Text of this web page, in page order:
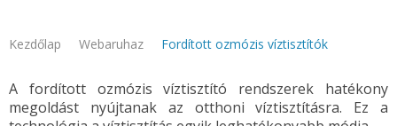
Kezdőlap Webaruhaz Fordított ozmózis víztisztítók
A fordított ozmózis víztisztító rendszerek hatékony
megoldást nyújtanak az otthoni víztisztításra. Ez a